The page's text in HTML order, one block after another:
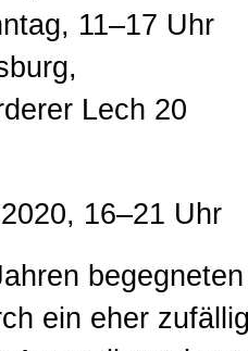
11–17 Uhr
Lech 20
16–21 Uhr
ein eher